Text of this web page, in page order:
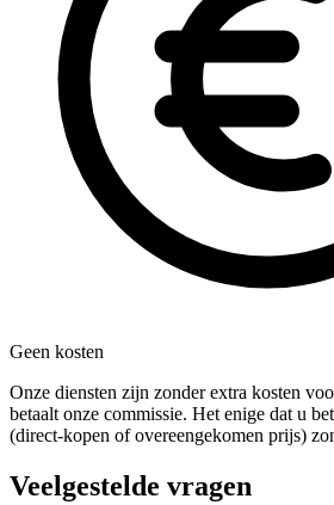
Geen kosten
Onze diensten zijn zonder extra kosten
betaalt onze commissie. Het enige dat u
(direct-kopen of overeengekomen prijs)
Veelgestelde vragen